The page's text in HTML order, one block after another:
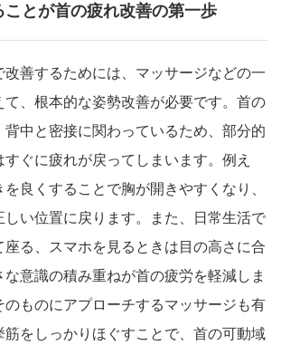
ことが首の疲れ改善の第一歩
改善するためには、マッサージなどの一
て、根本的な姿勢改善が必要です。首の
背中と密接に関わっているため、部分的
ぐに疲れが戻ってしまいます。例え
良くすることで胸が開きやすくなり、
しい位置に戻ります。また、日常生活で
座る、スマホを見るときは目の高さに合
意識の積み重ねが首の疲労を軽減しま
のものにアプローチするマッサージも有
筋をしっかりほぐすことで、首の可動域